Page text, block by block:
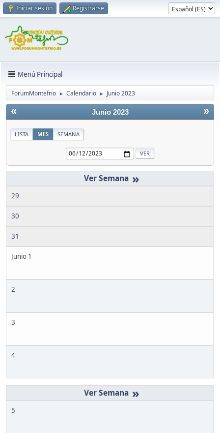
Iniciar sesión Registrarse
Menú Principal
ForumMontefrio ► Calendario ► Junio 2023
« »
Junio 2023
LISTA MES SEMANA
»
29
30
31
Junio 1
2
3
4
»
5